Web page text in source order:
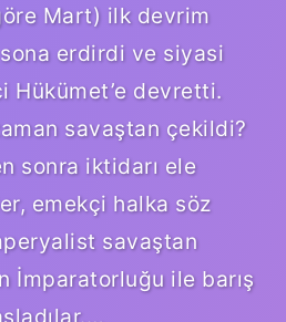
Mart) ilk devrim
erdirdi ve siyasi
Hükümet’e devretti.
savaştan çekildi?
sonra iktidarı ele
emekçi halka söz
savaştan
İmparatorluğu ile barış